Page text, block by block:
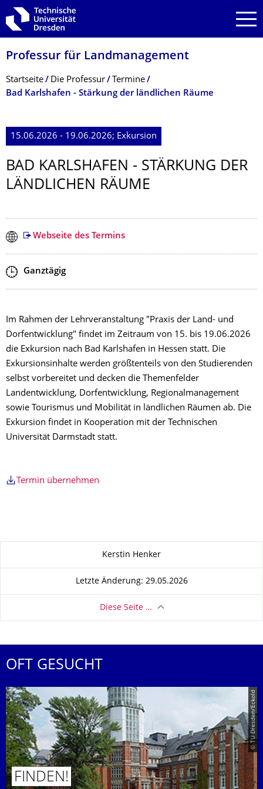
Zur Hauptnavigation springen
Zur Suche springen
Zum Inhalt springen
Professur für Landmanagement
Breadcrumb-Menü
Startseite Die Professur
Termine
Bad Karlshafen - Stärkung der ländlichen Räume
15.06.2026 - 19.06.2026; Exkursion
BAD KARLSHAFEN - STÄRKUNG DER
LÄNDLICHEN RÄUME
Webseite des Termins
Zeit
Ganztägig
Im Rahmen der Lehrveranstaltung "Praxis der Land- und
Dorfentwicklung" findet im Zeitraum von 15. bis 19.06.2026
die Exkursion nach Bad Karlshafen in Hessen statt. Die
Exkursionsinhalte werden größtenteils von den Studierenden
selbst vorbereitet und decken die Themenfelder
Landentwicklung, Dorfentwicklung, Regionalmanagement
sowie Tourismus und Mobilität in ländlichen Räumen ab. Die
Exkursion findet in Kooperation mit der Technischen
Universität Darmstadt statt.
Termin übernehmen
Kerstin Henker
Letzte Änderung: 29.05.2026
Diese Seite …
OFT GESUCHT
© TU Dresden/Eckold
FINDEN!